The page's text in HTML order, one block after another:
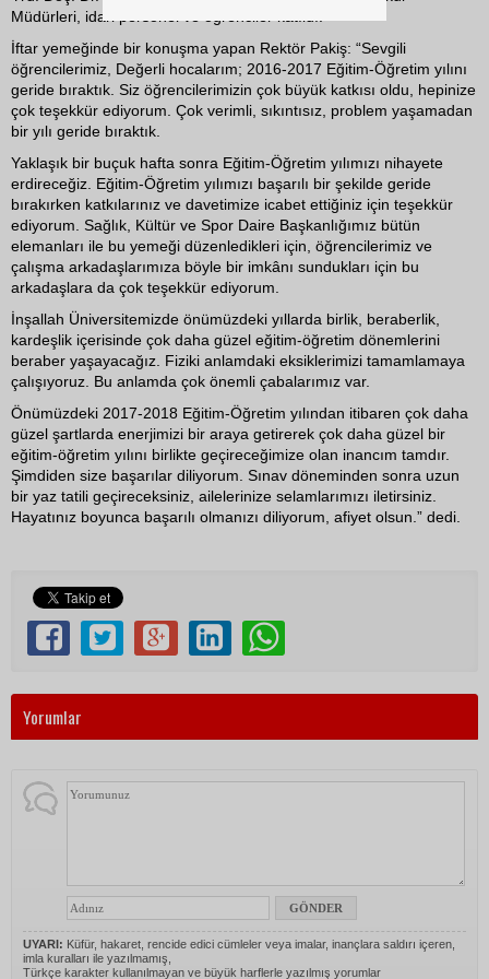
Müdürleri, idari personel ve öğrenciler katıldı.
İftar yemeğinde bir konuşma yapan Rektör Pakiş: “Sevgili
öğrencilerimiz, Değerli hocalarım; 2016-2017 Eğitim-Öğretim yılını
geride bıraktık. Siz öğrencilerimizin çok büyük katkısı oldu, hepinize
çok teşekkür ediyorum. Çok verimli, sıkıntısız, problem yaşamadan
bir yılı geride bıraktık.
Yaklaşık bir buçuk hafta sonra Eğitim-Öğretim yılımızı nihayete
erdireceğiz. Eğitim-Öğretim yılımızı başarılı bir şekilde geride
bırakırken katkılarınız ve davetimize icabet ettiğiniz için teşekkür
ediyorum. Sağlık, Kültür ve Spor Daire Başkanlığımız bütün
elemanları ile bu yemeği düzenledikleri için, öğrencilerimiz ve
çalışma arkadaşlarımıza böyle bir imkânı sundukları için bu
arkadaşlara da çok teşekkür ediyorum.
İnşallah Üniversitemizde önümüzdeki yıllarda birlik, beraberlik,
kardeşlik içerisinde çok daha güzel eğitim-öğretim dönemlerini
beraber yaşayacağız. Fiziki anlamdaki eksiklerimizi tamamlamaya
çalışıyoruz. Bu anlamda çok önemli çabalarımız var.
Önümüzdeki 2017-2018 Eğitim-Öğretim yılından itibaren çok daha
güzel şartlarda enerjimizi bir araya getirerek çok daha güzel bir
eğitim-öğretim yılını birlikte geçireceğimize olan inancım tamdır.
Şimdiden size başarılar diliyorum. Sınav döneminden sonra uzun
bir yaz tatili geçireceksiniz, ailelerinize selamlarımızı iletirsiniz.
Hayatınız boyunca başarılı olmanızı diliyorum, afiyet olsun.” dedi.
Yorumlar
UYARI: Küfür, hakaret, rencide edici cümleler veya imalar, inançlara saldırı içeren,
imla kuralları ile yazılmamış,
Türkçe karakter kullanılmayan ve büyük harflerle yazılmış yorumlar